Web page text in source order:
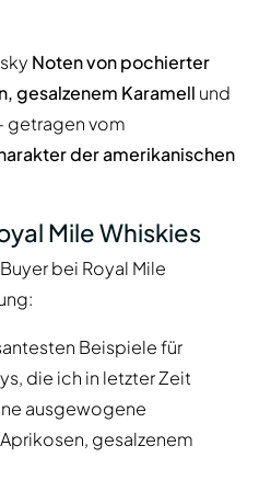
Noten von pochierter
gesalzenem Karamell und
getragen vom
der amerikanischen
Mile Whiskies
bei Royal Mile
Beispiele für
die ich in letzter Zeit
ausgewogene
gesalzenem